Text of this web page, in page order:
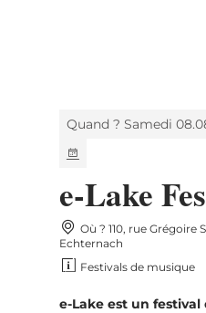
Quand ? Samedi
e-Lake
Où ? 110, rue Grégoire
Echternach
Festivals de musique
e-Lake est un